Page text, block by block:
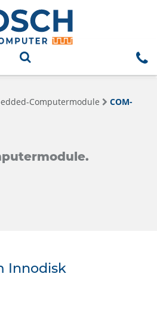
Computermodule
COM-
Innodisk